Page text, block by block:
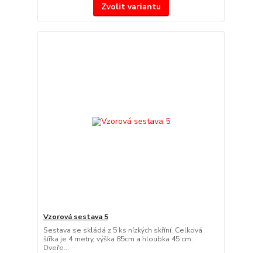
Zvolit variantu
Vzorová sestava 5
Sestava se skládá z 5 ks nízkých skříní. Celková
šířka je 4 metry, výška 85cm a hloubka 45 cm.
Dveře...